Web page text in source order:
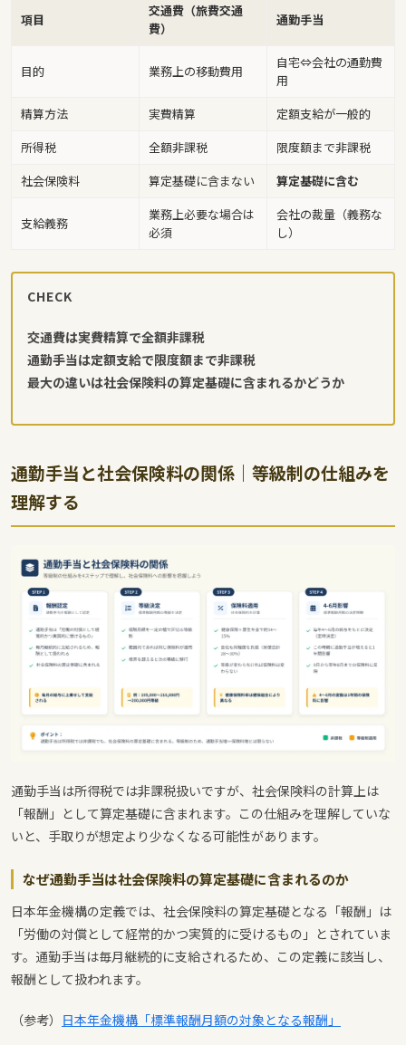
項目
交通費（旅費交通
費）
通勤手当
目的 業務上の移動費用
自宅⇔会社の通勤費
用
精算方法
実費精算
定額支給が一般的
所得税
全額非課税
限度額まで非課税
社会保険料
算定基礎に含まない 算定基礎に含む
支給義務
業務上必要な場合は
必須
会社の裁量（義務な
し）
CHECK
交通費は実費精算で全額非課税
通勤手当は定額支給で限度額まで非課税
最大の違いは社会保険料の算定基礎に含まれるかどうか
通勤手当と社会保険料の関係｜等級制の仕組みを
理解する
通勤手当は所得税では非課税扱いですが、社会保険料の計算上は
「報酬」として算定基礎に含まれます。この仕組みを理解していな
いと、手取りが想定より少なくなる可能性があります。
なぜ通勤手当は社会保険料の算定基礎に含まれるのか
日本年金機構の定義では、社会保険料の算定基礎となる「報酬」は
「労働の対償として経常的かつ実質的に受けるもの」とされていま
す。通勤手当は毎月継続的に支給されるため、この定義に該当し、
報酬として扱われます。
（参考） 日本年金機構「標準報酬月額の対象となる報酬」